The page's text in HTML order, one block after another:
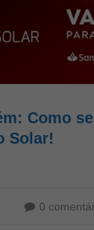
Como
Solar!
0